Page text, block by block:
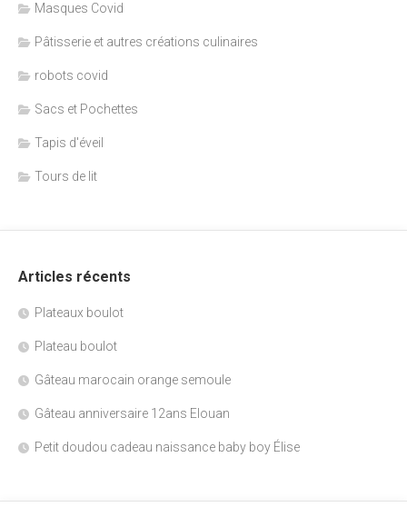
Masques Covid
Pâtisserie et autres créations culinaires
robots covid
Sacs et Pochettes
Tapis d'éveil
Tours de lit
Articles récents
Plateaux boulot
Plateau boulot
Gâteau marocain orange semoule
Gâteau anniversaire 12ans Elouan
Petit doudou cadeau naissance baby boy Élise